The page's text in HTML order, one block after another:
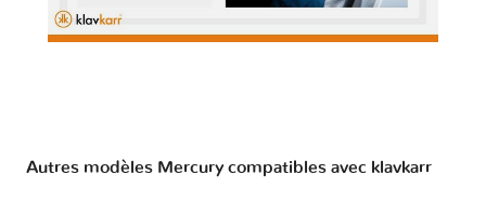
Autres modèles Mercury compatibles avec klavkarr